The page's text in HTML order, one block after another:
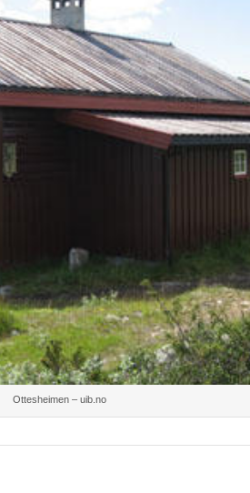
Ottesheimen – uib.no